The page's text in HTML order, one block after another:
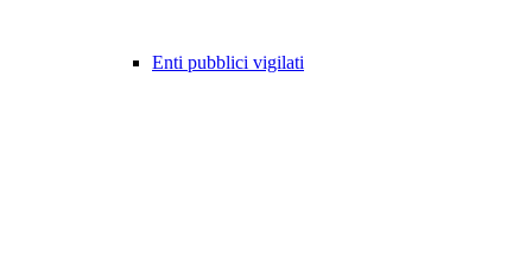
Enti pubblici vigilati